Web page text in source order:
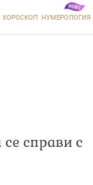
ХОРОСКОП НУМЕРОЛОГИЯ
справи с